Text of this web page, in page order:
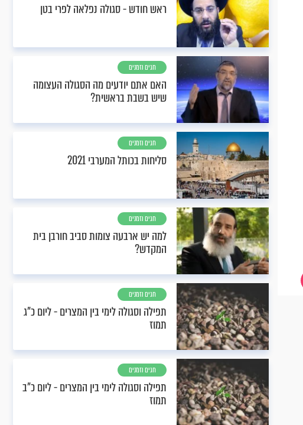
ראש חודש - סגולה נפלאה לפרי בטן
חגים וזמנים
האם אתם יודעים מה הסגולה העצומה
שיש בשבת בראשית?
חגים וזמנים
סליחות בכותל המערבי 2021
חגים וזמנים
למה יש ארבעה צומות סביב חורבן בית
המקדש?
חגים וזמנים
תפילה וסגולה לימי בין המצרים - ליום כ"ג
תמוז
חגים וזמנים
תפילה וסגולה לימי בין המצרים - ליום כ"ב
תמוז